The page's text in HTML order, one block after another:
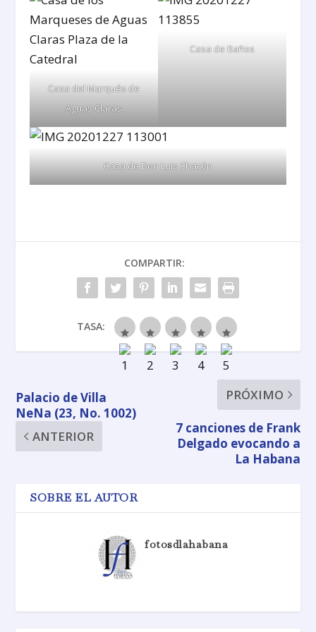
Casa del Marqués de
Aguas Claras
Casa de Baños
Casa de Don Luis Chacón
COMPARTIR:
TASA:
Palacio de Villa
NeNa (23, No. 1002)
ANTERIOR
PRÓXIMO
7 canciones de Frank
Delgado evocando a
La Habana
SOBRE EL AUTOR
fotosdlahabana